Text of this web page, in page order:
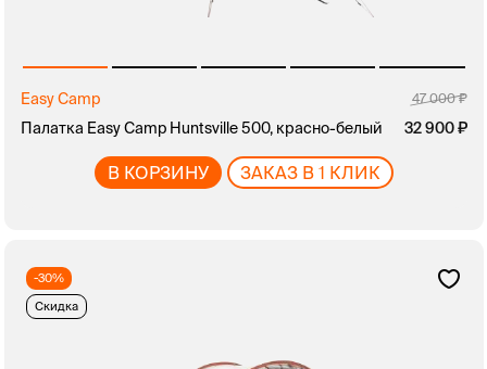
Easy Camp 47 000
Палатка Easy Camp Huntsville 500, красно-белый 32 900
В КОРЗИНУ ЗАКАЗ В 1 КЛИК
-30%
Скидка